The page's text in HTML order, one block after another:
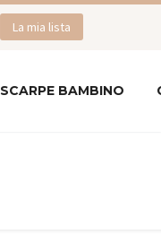
La mia lista
SCARPE BAMBINO